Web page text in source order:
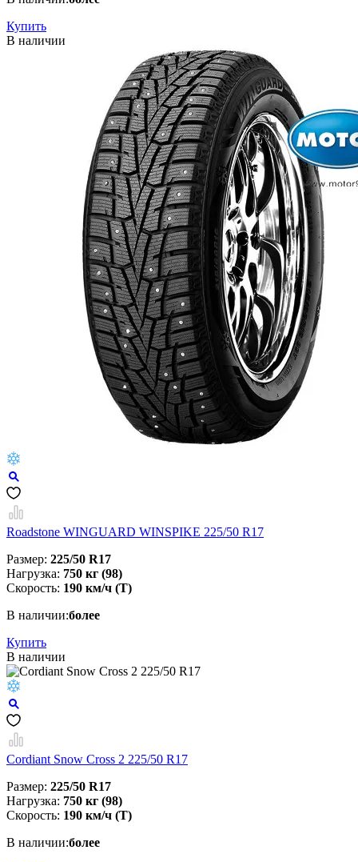
Купить
В наличии
Roadstone WINGUARD WINSPIKE 225/50 R17
Размер: 225/50 R17
Нагрузка: 750 кг (98)
Скорость: 190 км/ч (T)
В наличии:более
Купить
В наличии
Cordiant Snow Cross 2 225/50 R17
Размер: 225/50 R17
Нагрузка: 750 кг (98)
Скорость: 190 км/ч (T)
В наличии:более